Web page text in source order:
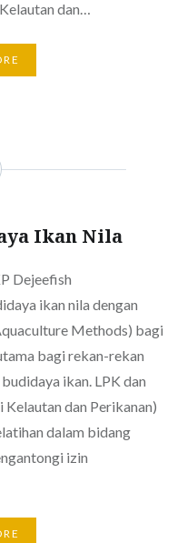
dan…
Ikan Nila
Dejeefish
ikan nila dengan
Methods) bagi
bagi rekan-rekan
ikan. LPK dan
dan Perikanan)
dalam bidang
izin